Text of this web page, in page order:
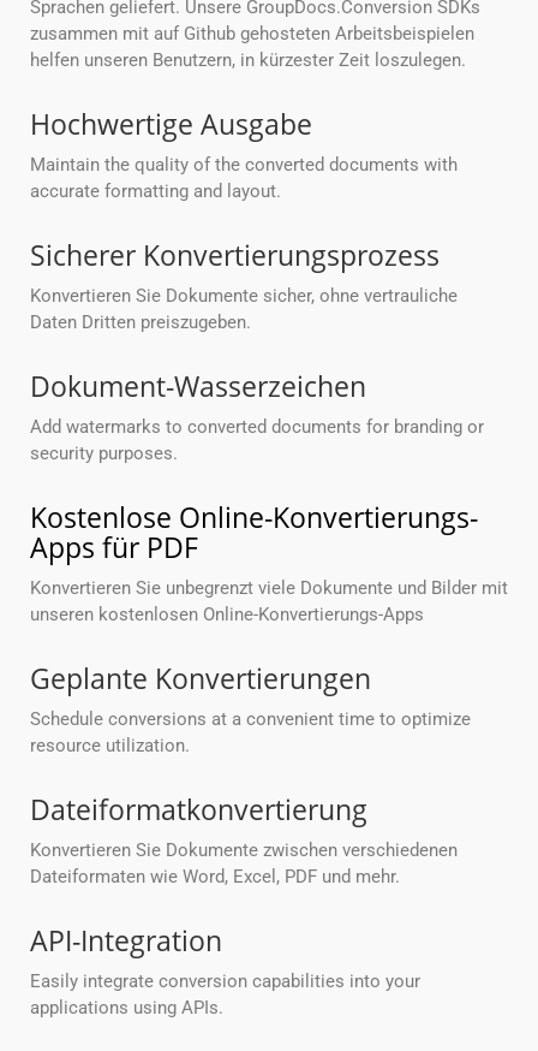
Sprachen geliefert. Unsere GroupDocs.Conversion SDKs
zusammen mit auf Github gehosteten Arbeitsbeispielen
helfen unseren Benutzern, in kürzester Zeit loszulegen.
Hochwertige Ausgabe
Maintain the quality of the converted documents with
accurate formatting and layout.
Sicherer Konvertierungsprozess
Konvertieren Sie Dokumente sicher, ohne vertrauliche
Daten Dritten preiszugeben.
Dokument-Wasserzeichen
Add watermarks to converted documents for branding or
security purposes.
Kostenlose Online-Konvertierungs-
Apps für PDF
Konvertieren Sie unbegrenzt viele Dokumente und Bilder mit
unseren kostenlosen Online-Konvertierungs-Apps
Geplante Konvertierungen
Schedule conversions at a convenient time to optimize
resource utilization.
Dateiformatkonvertierung
Konvertieren Sie Dokumente zwischen verschiedenen
Dateiformaten wie Word, Excel, PDF und mehr.
API-Integration
Easily integrate conversion capabilities into your
applications using APIs.